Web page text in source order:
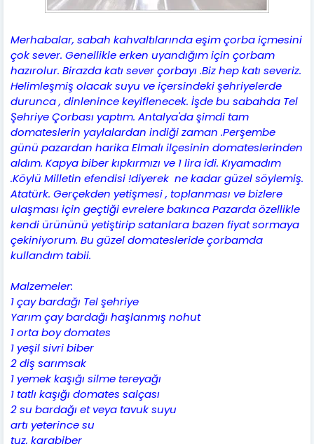
Merhabalar, sabah kahvaltılarında eşim çorba içmesini
çok sever. Genellikle erken uyandığım için çorbam
hazırolur. Birazda katı sever çorbayı .Biz hep katı severiz.
Helimleşmiş olacak suyu ve içersindeki şehriyelerde
durunca , dinlenince keyiflenecek. İşde bu sabahda Tel
Şehriye Çorbası yaptım. Antalya'da şimdi tam
domateslerin yaylalardan indiği zaman .Perşembe
günü pazardan harika Elmalı ilçesinin domateslerinden
aldım. Kapya biber kıpkırmızı ve 1 lira idi. Kıyamadım
.Köylü Milletin efendisi !diyerek ne kadar güzel söylemiş.
Atatürk. Gerçekden yetişmesi , toplanması ve bizlere
ulaşması için geçtiği evrelere bakınca Pazarda özellikle
kendi ürününü yetiştirip satanlara bazen fiyat sormaya
çekiniyorum. Bu güzel domatesleride çorbamda
kullandım tabii.
Malzemeler:
1 çay bardağı Tel şehriye
Yarım çay bardağı haşlanmış nohut
1 orta boy domates
1 yeşil sivri biber
2 diş sarımsak
1 yemek kaşığı silme tereyağı
1 tatlı kaşığı domates salçası
2 su bardağı et veya tavuk suyu
artı yeterince su
tuz, karabiber